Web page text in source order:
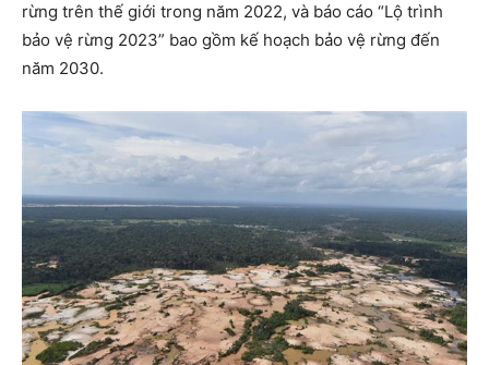
rừng trên thế giới trong năm 2022, và báo cáo “Lộ trình
bảo vệ rừng 2023” bao gồm kế hoạch bảo vệ rừng đến
năm 2030.